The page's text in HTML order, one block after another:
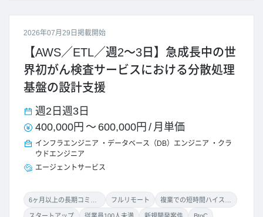
2026年07月29日掲載開始
【AWS／ETL／週2～3日】急成長中の世
界初がん検査サービスにおける分散処理
基盤の設計支援
週2日 週3日
400,000円 ～ 600,000円 / 月単価
インフラエンジニア データベース（DB）エンジニア
クラ
ウドエンジニア
エージェントサービス
フルリモート